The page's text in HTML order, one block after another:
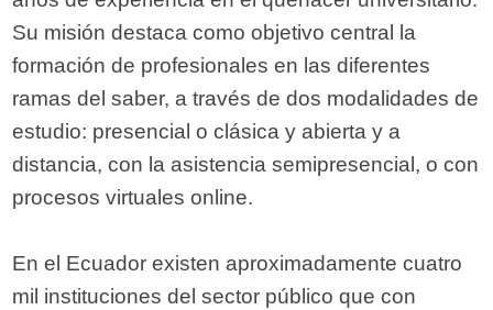
Su misión destaca como objetivo central la
formación de profesionales en las diferentes
ramas del saber, a través de dos modalidades de
estudio: presencial o clásica y abierta y a
distancia, con la asistencia semipresencial, o con
procesos virtuales online.
En el Ecuador existen aproximadamente cuatro
mil instituciones del sector público que con